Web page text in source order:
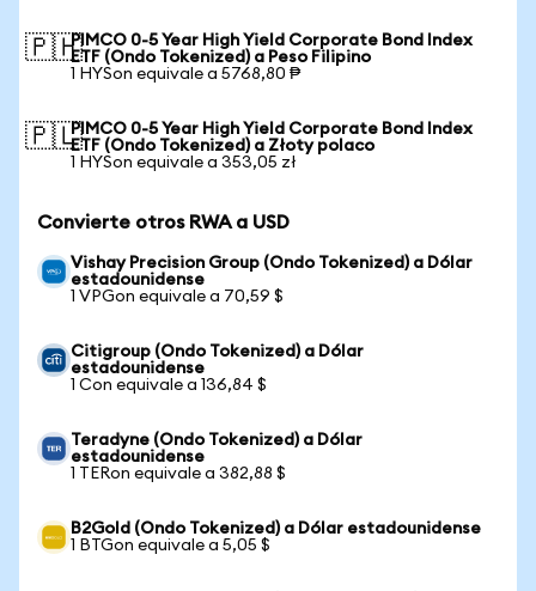
🇵🇭PIMCO 0-5 Year High Yield Corporate Bond Index
ETF (Ondo Tokenized) a Peso Filipino
1 HYSon equivale a 5768,80 ₱
🇵🇱PIMCO 0-5 Year High Yield Corporate Bond Index
ETF (Ondo Tokenized) a Złoty polaco
1 HYSon equivale a 353,05 zł
Convierte otros RWA a USD
Vishay Precision Group (Ondo Tokenized) a Dólar
estadounidense
1 VPGon equivale a 70,59 $
Citigroup (Ondo Tokenized) a Dólar
estadounidense
1 Con equivale a 136,84 $
Teradyne (Ondo Tokenized) a Dólar
estadounidense
1 TERon equivale a 382,88 $
B2Gold (Ondo Tokenized) a Dólar estadounidense
1 BTGon equivale a 5,05 $